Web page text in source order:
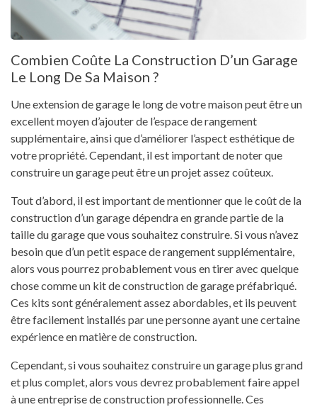
Combien Coûte La Construction D’un Garage
Le Long De Sa Maison ?
Une extension de garage le long de votre maison peut être un
excellent moyen d’ajouter de l’espace de rangement
supplémentaire, ainsi que d’améliorer l’aspect esthétique de
votre propriété. Cependant, il est important de noter que
construire un garage peut être un projet assez coûteux.
Tout d’abord, il est important de mentionner que le coût de la
construction d’un garage dépendra en grande partie de la
taille du garage que vous souhaitez construire. Si vous n’avez
besoin que d’un petit espace de rangement supplémentaire,
alors vous pourrez probablement vous en tirer avec quelque
chose comme un kit de construction de garage préfabriqué.
Ces kits sont généralement assez abordables, et ils peuvent
être facilement installés par une personne ayant une certaine
expérience en matière de construction.
Cependant, si vous souhaitez construire un garage plus grand
et plus complet, alors vous devrez probablement faire appel
à une entreprise de construction professionnelle. Ces